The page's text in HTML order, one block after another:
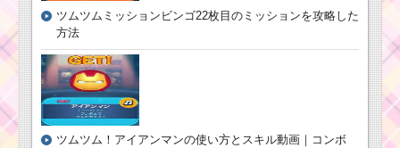
ツムツムミッションビンゴ22枚目のミッションを攻略した
方法
ツムツム！アイアンマンの使い方とスキル動画｜コンボ